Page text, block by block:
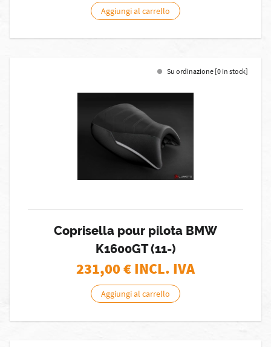
Aggiungi al carrello
Su ordinazione [0 in stock]
Coprisella pour pilota BMW
K1600GT (11-)
231,00€ INCL. IVA
Aggiungi al carrello